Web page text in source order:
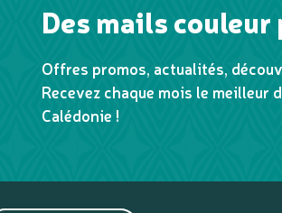
Des mails
Offres promos, actualités,
Recevez chaque mois le meilleur
Calédonie !